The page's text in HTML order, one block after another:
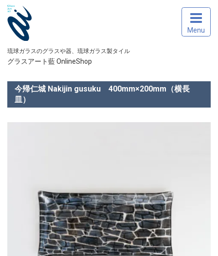
琉球ガラスのグラスや器、琉球ガラス製タイル
グラスアート藍 OnlineShop
Menu
今帰仁城 Nakijin gusuku 400mm×200mm（横長
皿）